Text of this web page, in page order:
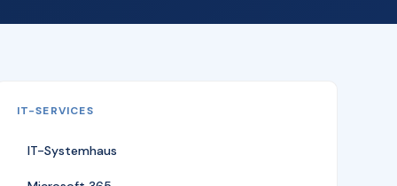
IT-SERVICES
IT-Systemhaus